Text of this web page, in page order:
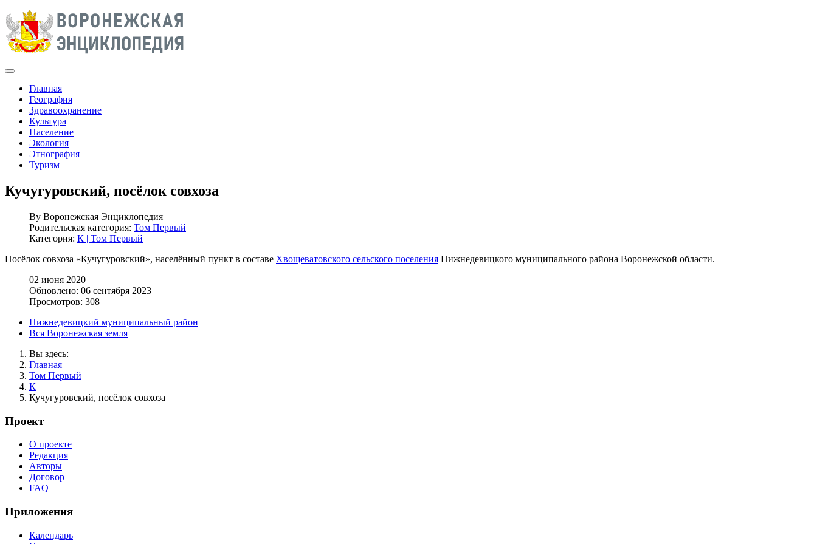
Главная
География
Здравоохранение
Культура
Население
Экология
Этнография
Туризм
Кучугуровский, посёлок совхоза
By Воронежская Энциклопедия
Родительская категория: Том Первый
Категория: К | Том Первый
Посёлок совхоза «Кучугуровский», населённый пункт в составе Хвощеватовского сельского поселения Нижнедевицкого муниципального района Воронежской области.
02 июня 2020
Обновлено: 06 сентября 2023
Просмотров: 308
Нижнедевицкий муниципальный район
Вся Воронежская земля
Вы здесь:
Главная
Том Первый
К
Кучугуровский, посёлок совхоза
Проект
О проекте
Редакция
Авторы
Договор
FAQ
Приложения
Календарь